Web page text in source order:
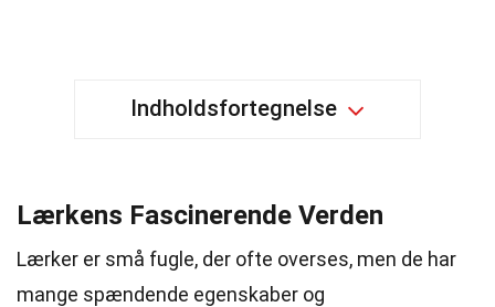
Indholdsfortegnelse
Lærkens Fascinerende Verden
Lærker er små fugle, der ofte overses, men de har
mange spændende egenskaber og